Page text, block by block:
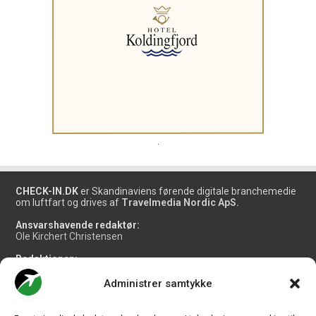
Administrer samtykke
CHECK-IN.DK er Skandinaviens førende digitale branchemedie
om luftfart og drives af Travelmedia Nordic ApS.
Ansvarshavende redaktør:
Ole Kirchert Christensen
Redaktionen:
Christian Granhøj Skouboe
Henrik Baumgarten
Danny Longhi Andreasen